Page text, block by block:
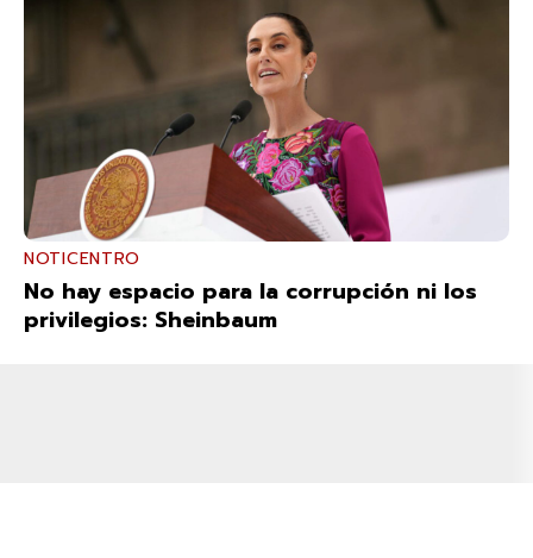
NOTICENTRO
No hay espacio para la corrupción ni los
privilegios: Sheinbaum